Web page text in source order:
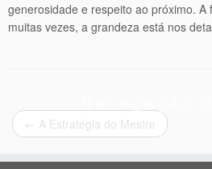
generosidade e respeito ao próximo. A
muitas vezes, a grandeza está nos
← A Estratégia do Mestre